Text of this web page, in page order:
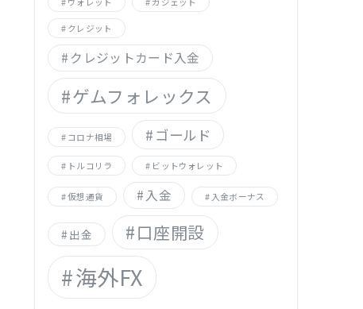
クレジット
クレジットカード入金
ゲムフォレックス
コロナ相場 ゴールド
トルコリラ ビットウォレット
仮想通貨 入金 入金ボーナス
出金 口座開設
海外FX